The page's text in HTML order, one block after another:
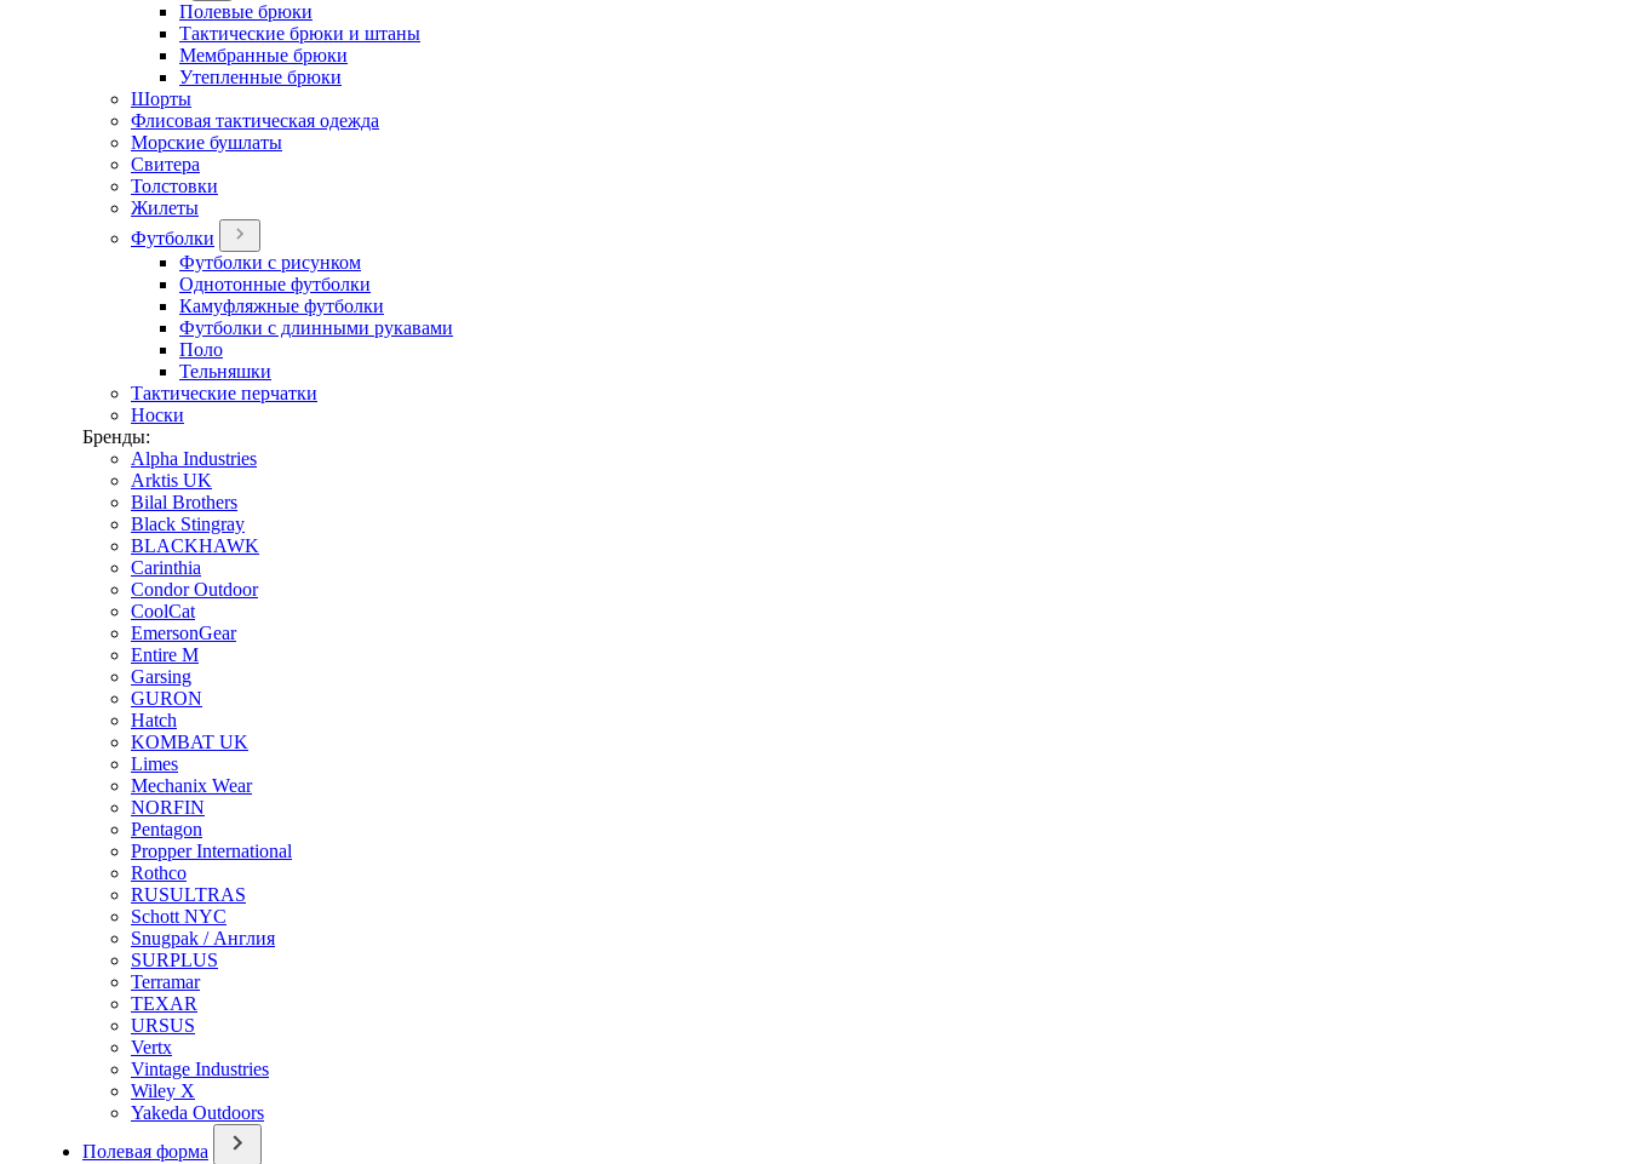
Полевые брюки
Тактические брюки и штаны
Мембранные брюки
Утепленные брюки
Шорты
Флисовая тактическая одежда
Морские бушлаты
Свитера
Толстовки
Жилеты
Футболки
Футболки с рисунком
Однотонные футболки
Камуфляжные футболки
Футболки с длинными рукавами
Поло
Тельняшки
Тактические перчатки
Носки
Бренды:
Alpha Industries
Arktis UK
Bilal Brothers
Black Stingray
BLACKHAWK
Carinthia
Condor Outdoor
CoolCat
EmersonGear
Entire M
Garsing
GURON
Hatch
KOMBAT UK
Limes
Mechanix Wear
NORFIN
Pentagon
Propper International
Rothco
RUSULTRAS
Schott NYC
Snugpak / Англия
SURPLUS
Terramar
TEXAR
URSUS
Vertx
Vintage Industries
Wiley X
Yakeda Outdoors
Полевая форма